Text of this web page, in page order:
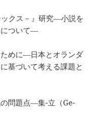
クス－』研究―小説を
について―
めに―日本とオランダ
基づいて考える課題と
問題点―集-立（Ge-